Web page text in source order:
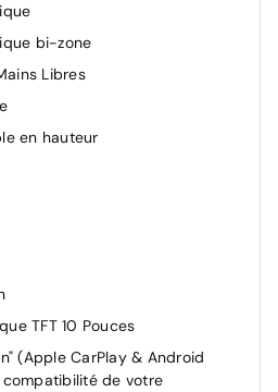
bi-zone
Libres
en hauteur
manuel en hauteur
réglage lombaire
feux de croisement +
des feux de route / feux de
sans éclairage
TFT 10 Pouces
(Apple CarPlay & Android
de votre